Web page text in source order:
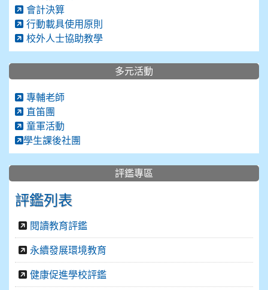
會計決算
行動載具使用原則
校外人士協助教學
多元活動
專輔老師
直笛團
童軍活動
學生課後社團
評鑑專區
評鑑列表
閱讀教育評鑑
永續發展環境教育
健康促進學校評鑑